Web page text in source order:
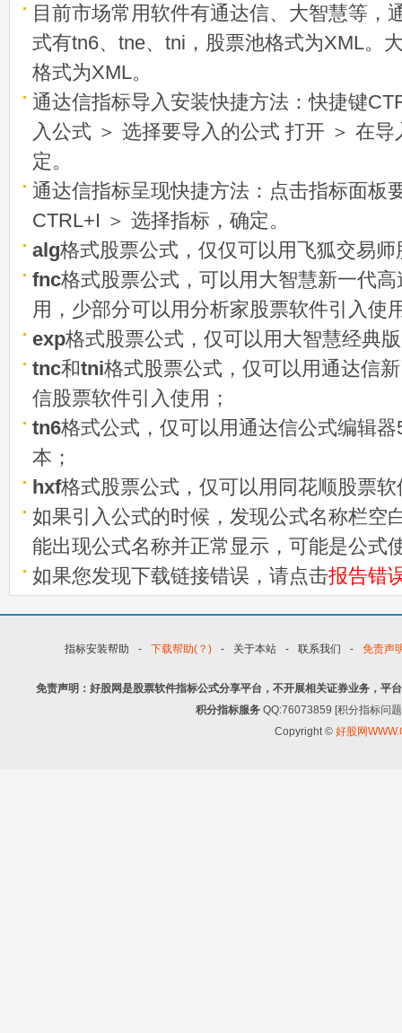
目前市场常用软件有通达信、大智慧等，
式有tn6、tne、tni，股票池格式为XML。
格式为XML。
通达信指标导入安装快捷方法：快捷键
入公式 ＞ 选择要导入的公式 打开 ＞ 在
定。
通达信指标呈现快捷方法：点击指标面板
CTRL+I ＞ 选择指标，确定。
alg格式股票公式，仅仅可以用飞狐交易
fnc格式股票公式，可以用大智慧新一代
用，少部分可以用分析家股票软件引入使
exp格式股票公式，仅可以用大智慧经典
tnc和tni格式股票公式，仅可以用通达信
信股票软件引入使用；
tn6格式公式，仅可以用通达信公式编辑
本；
hxf格式股票公式，仅可以用同花顺股票
如果引入公式的时候，发现公式名称栏空
能出现公式名称并正常显示，可能是公式
如果您发现下载链接错误，请点击报告错
指标安装帮助 - 下载帮助(？) - 关于本站 - 联系我们 - 免责声
免责声明：好股网是股票软件指标公式分享平台，不开展相关证券业务，平
积分指标服务 QQ:76073859 [积分指标问
Copyright © 好股网